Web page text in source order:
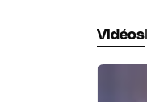
Vidéos